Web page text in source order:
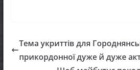
Тема укриттів для
прикордонної дуже й дуже